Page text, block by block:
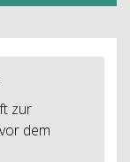
zur
dem